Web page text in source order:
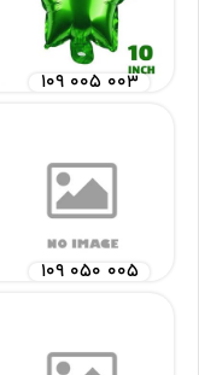
۱۰۹ ۰۰۵ ۰۰۳
۱۰۹ ۰۵۰ ۰۰۵